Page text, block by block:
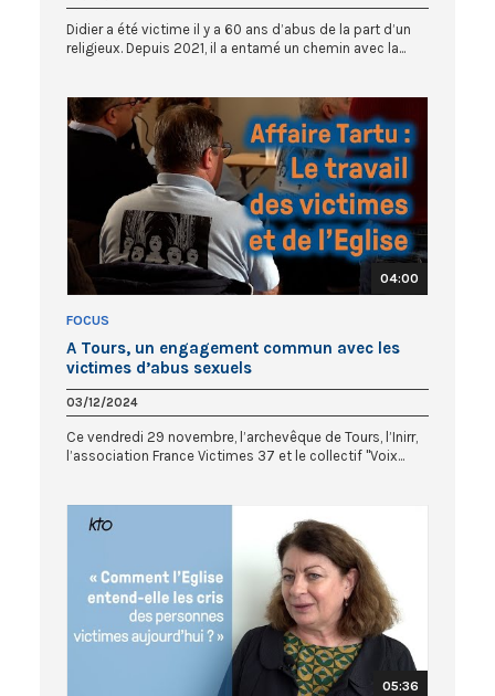
Didier a été victime il y a 60 ans d’abus de la part d’un
religieux. Depuis 2021, il a entamé un chemin avec la...
04:00
FOCUS
A Tours, un engagement commun avec les
victimes d’abus sexuels
03/12/2024
Ce vendredi 29 novembre, l’archevêque de Tours, l’Inirr,
l’association France Victimes 37 et le collectif "Voix...
05:36